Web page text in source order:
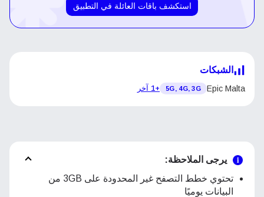
استكشف باقات العائلة في التطبيق
الشبكات
Epic Malta
5G, 4G, 3G +1 آخر
يرجى الملاحظة:
تحتوي خطط التصفح غير المحدودة على 3GB من
البيانات يوميًا